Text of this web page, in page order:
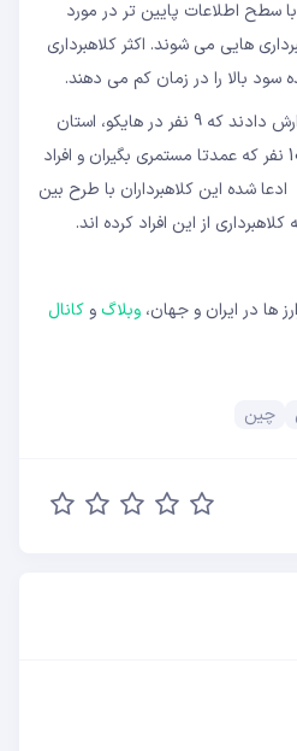
سطح اطلاعات پایین تر در مورد
هایی می شوند. اکثر کلاهبرداری
سود بالا را در زمان کم می دهند.
روز چهارشنبه، چندین رسانه گزارش دادند که 9 نفر در هایکو، استان
هاینان; پس از کلاهبرداری از 100 نفر که عمدتا مستمری بگیران و افراد
شده این کلاهبرداران با طرح بین
ها در ایران و جهان، وبلاگ و کانال
چین